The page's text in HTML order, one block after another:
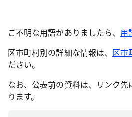
ご不明な用語がありましたら、 用
区市町村別の詳細な情報は、 区市
ださい。
なお、公表前の資料は、リンク
ります。